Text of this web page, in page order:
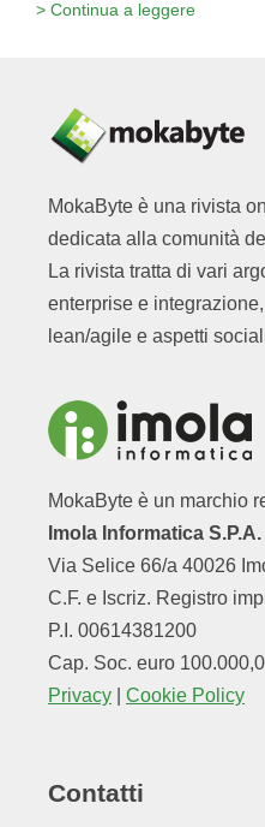
> Continua a leggere
MokaByte è una rivista
dedicata alla comunità
La rivista tratta di vari
enterprise e
lean/agile e aspetti
MokaByte è un marchio
Imola Informatica S.P.A.
Via Selice 66/a 40026
C.F. e Iscriz. Registro
P.I. 00614381200
Cap. Soc. euro
Privacy
Cookie Policy
Contatti